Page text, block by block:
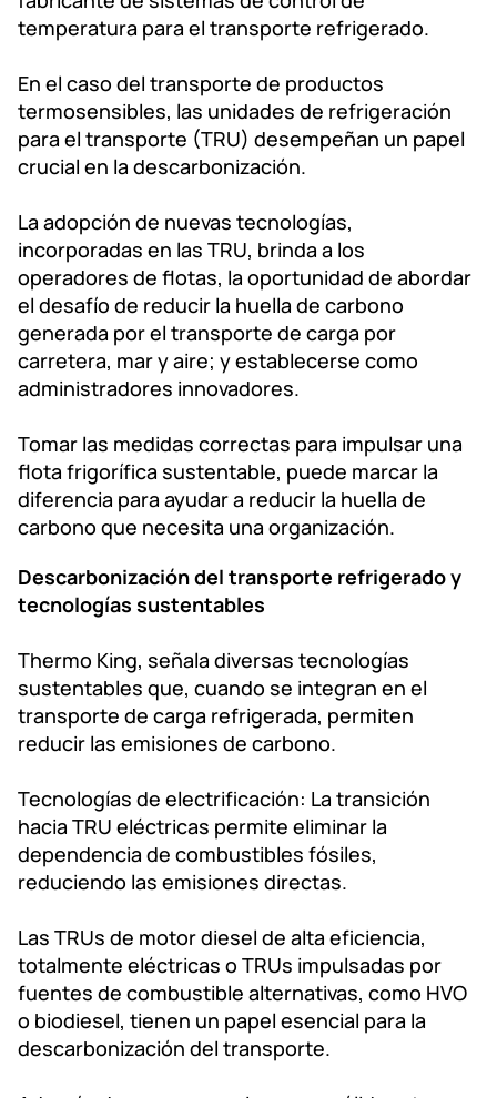
temperatura para el transporte refrigerado.
En el caso del transporte de productos
termosensibles, las unidades de refrigeración
para el transporte (TRU) desempeñan un papel
crucial en la descarbonización.
La adopción de nuevas tecnologías,
incorporadas en las TRU, brinda a los
operadores de flotas, la oportunidad de abordar
el desafío de reducir la huella de carbono
generada por el transporte de carga por
carretera, mar y aire; y establecerse como
administradores innovadores.
Tomar las medidas correctas para impulsar una
flota frigorífica sustentable, puede marcar la
diferencia para ayudar a reducir la huella de
carbono que necesita una organización.
Descarbonización del transporte refrigerado y
tecnologías sustentables
Thermo King, señala diversas tecnologías
sustentables que, cuando se integran en el
transporte de carga refrigerada, permiten
reducir las emisiones de carbono.
Tecnologías de electrificación: La transición
hacia TRU eléctricas permite eliminar la
dependencia de combustibles fósiles,
reduciendo las emisiones directas.
Las TRUs de motor diesel de alta eficiencia,
totalmente eléctricas o TRUs impulsadas por
fuentes de combustible alternativas, como HVO
o biodiesel, tienen un papel esencial para la
descarbonización del transporte.